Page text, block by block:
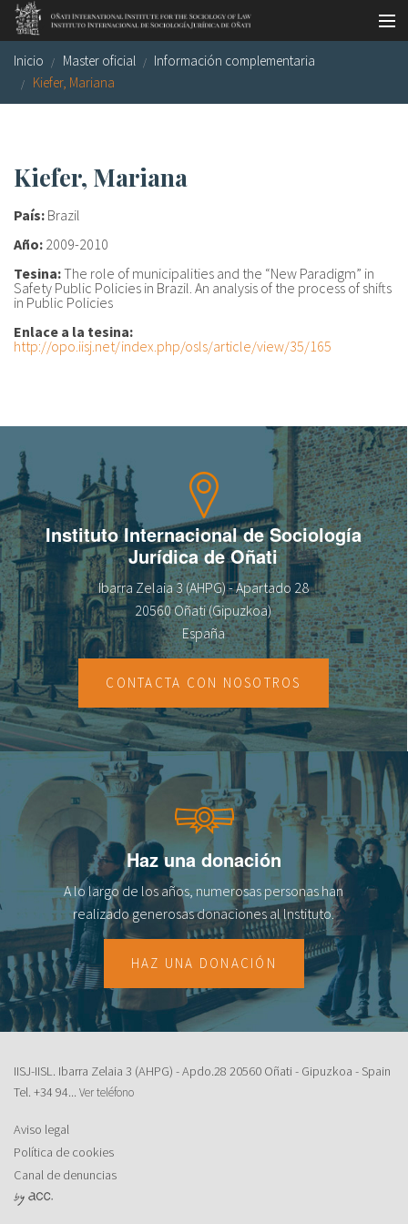
Pasar al contenido principal
Master oficial
Workshops
Biblioteca
Publicaciones
Becas
Investigación
Sobre el IISJ
Residencia Antia
FAQ
Oñati
Calendario
Galería de fotos
es
en
fr
Inicio Master oficial
Información complementaria
Kiefer, Mariana
Kiefer, Mariana
País: Brazil
Año: 2009-2010
Tesina:The role of municipalities and the “New Paradigm” in
Safety Public Policies in Brazil. An analysis of the process of shifts
in Public Policies
Enlace a la tesina:
http://opo.iisj.net/index.php/osls/article/view/35/165
Instituto Internacional de Sociología
Jurídica de Oñati
Ibarra Zelaia 3 (AHPG) - Apartado 28
20560 Oñati (Gipuzkoa)
España
CONTACTA CON NOSOTROS
Haz una donación
A lo largo de los años, numerosas personas han
realizado generosas donaciones al lnstituto.
HAZ UNA DONACIÓN
IISJ-IISL. Ibarra Zelaia 3 (AHPG) - Apdo.28 20560 Oñati - Gipuzkoa - Spain
Tel. +34 94... Ver teléfono
Aviso legal
Política de cookies
Canal de denuncias